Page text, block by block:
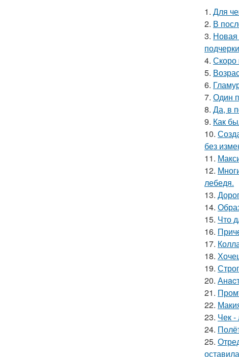
1. Для
2. В
3. Новая
4. Скоро
5.
6.
7. Один
8. Да, в
9. Как
10.
без
11.
12.
лебедя.
13.
14.
15. Что
16.
17.
18.
19.
20.
21.
22.
23. Чек -
24.
25.